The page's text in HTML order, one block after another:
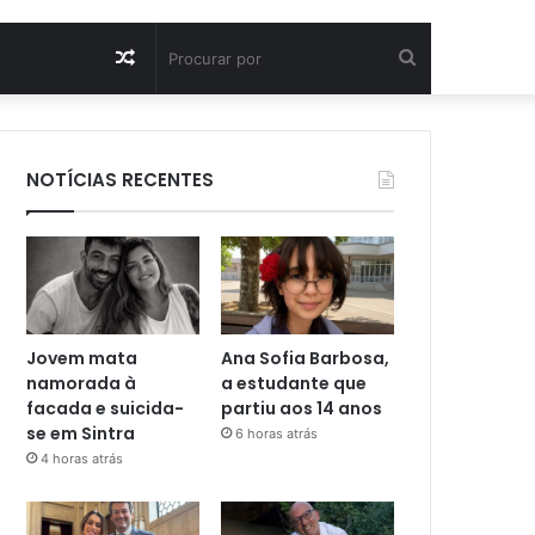
por
Artigo
aleatório
NOTÍCIAS RECENTES
Jovem mata
namorada à
facada e suicida-
se em Sintra
4 horas atrás
Ana Sofia Barbosa,
a estudante que
partiu aos 14 anos
6 horas atrás